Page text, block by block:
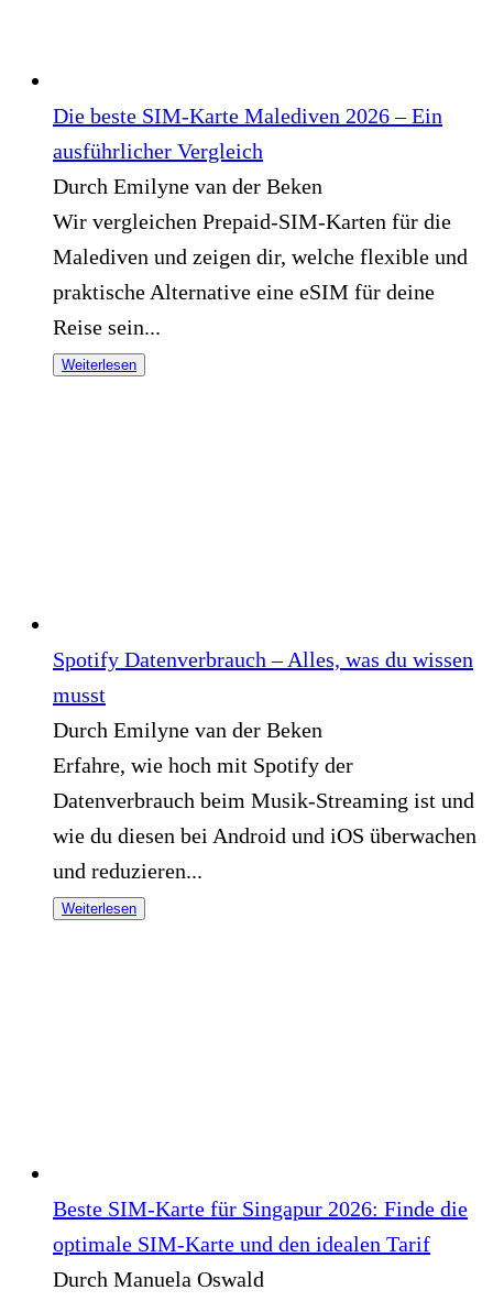
Die beste SIM-Karte Malediven 2026 – Ein
ausführlicher Vergleich
Durch Emilyne van der Beken
Wir vergleichen Prepaid-SIM-Karten für die
Malediven und zeigen dir, welche flexible und
praktische Alternative eine eSIM für deine
Reise sein...
Weiterlesen
Spotify Datenverbrauch – Alles, was du wissen
musst
Durch Emilyne van der Beken
Erfahre, wie hoch mit Spotify der
Datenverbrauch beim Musik-Streaming ist und
wie du diesen bei Android und iOS überwachen
und reduzieren...
Weiterlesen
Beste SIM-Karte für Singapur 2026: Finde die
optimale SIM-Karte und den idealen Tarif
Durch Manuela Oswald